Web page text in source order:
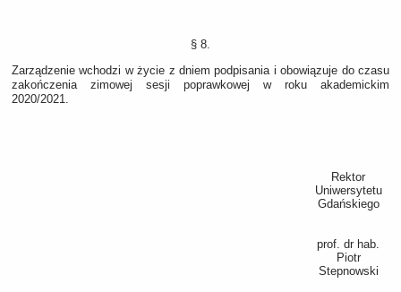
§ 8.
Zarządzenie wchodzi w życie z dniem podpisania i obowiązuje do czasu
zakończenia zimowej sesji poprawkowej w roku akademickim
2020/2021.
Rektor
Uniwersytetu
Gdańskiego
prof. dr hab.
Piotr
Stepnowski